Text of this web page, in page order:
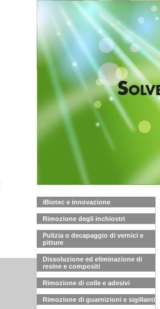
iBiotec e innovazione
Rimozione degli inchiostri
Pulizia o decapaggio di vernici e
pitture
Dissoluzione ed eliminazione di
resine e compositi
Rimozione di colle e adesivi
Rimozione di guarnizioni e sigillanti